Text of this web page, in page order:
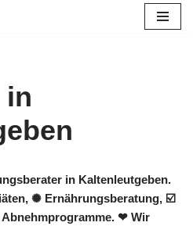
in
in Kaltenleutgeben.
✺ Ernährungsberatung, ☑️
❤ Wir